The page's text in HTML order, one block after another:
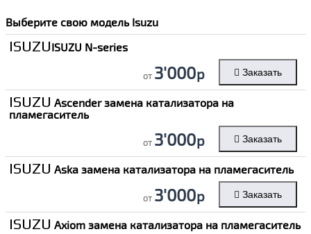
Выберите свою модель Isuzu
ISUZUISUZU N-series
от 3'000р Заказать
ISUZU Ascender замена катализатора на
пламегаситель
от 3'000р Заказать
ISUZU Aska замена катализатора на пламегаситель
от 3'000р Заказать
ISUZU Axiom замена катализатора на пламегаситель